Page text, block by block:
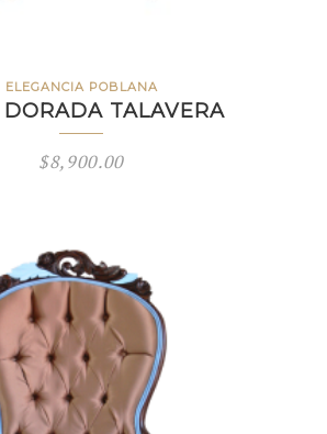
ELEGANCIA POBLANA
DORADA TALAVERA
$8,900.00